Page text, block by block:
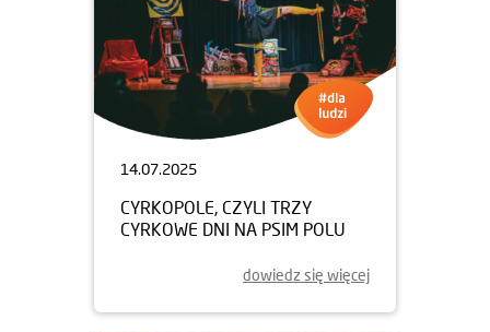
14.07.2025
CYRKOPOLE, CZYLI TRZY
CYRKOWE DNI NA PSIM POLU
dowiedz się więcej